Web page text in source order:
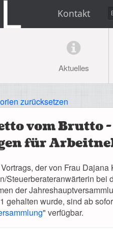
Kontakt
Aktuelles
zurücksetzen
vom Brutto
für
der von Frau Dajana
Steuerberateranwärterin bei
der
gehalten wurde, sind ab
" verfügbar.